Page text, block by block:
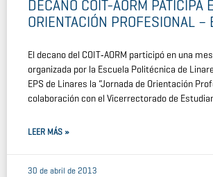
DECANO COIT-AORM PATICIPA
ORIENTACIÓN PROFESIONAL –
El decano del COIT‑AORM participó en una
organizada por la Escuela Politécnica de
EPS de Linares la “Jornada de Orientación
colaboración con el Vicerrectorado de
LEER MÁS »
30 de abril de 2013